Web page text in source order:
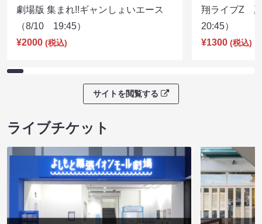
劇場版 集まれ!!ギャンしょいエース
（8/10 19:45）
¥2000 (税込)
翔ライブZ
20:45）
¥1300 (税込)
サイトを閲覧する
ライブチケット